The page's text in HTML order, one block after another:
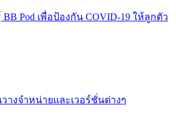
Pod เพื่อป้องกัน COVID-19 ให้ลูกตัว
วางจำหน่ายและเวอร์ชั่นต่างๆ